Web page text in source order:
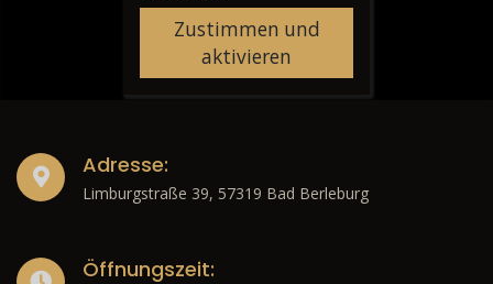
Zustimmen und
aktivieren
Adresse:
Limburgstraße 39, 57319 Bad Berleburg
Öffnungszeit: